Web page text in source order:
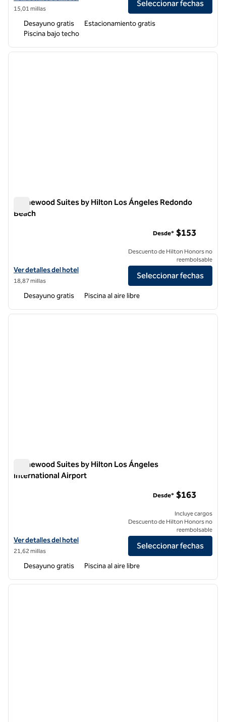
15,01 millas
Seleccionar fechas
Desayuno gratis
Estacionamiento gratis
Piscina bajo techo
1 de 12
Homewood Suites by Hilton Los Ángeles Redondo
Beach
Ver detalles del hotel Homewood Suites by Hilton Los Angeles
Ver detalles del hotel
18,87 millas
Desde* $153
Descuento de Hilton Honors no
reembolsable
Seleccionar fechas
Desayuno gratis Piscina al aire libre
1 de 12
Homewood Suites by Hilton Los Ángeles
International Airport
Ver detalles del hotel Homewood Suites by Hilton Los Angeles
Ver detalles del hotel
21,62 millas
Desde* $163
Incluye cargos
Descuento de Hilton Honors no
reembolsable
Seleccionar fechas
Desayuno gratis Piscina al aire libre
1 de 12